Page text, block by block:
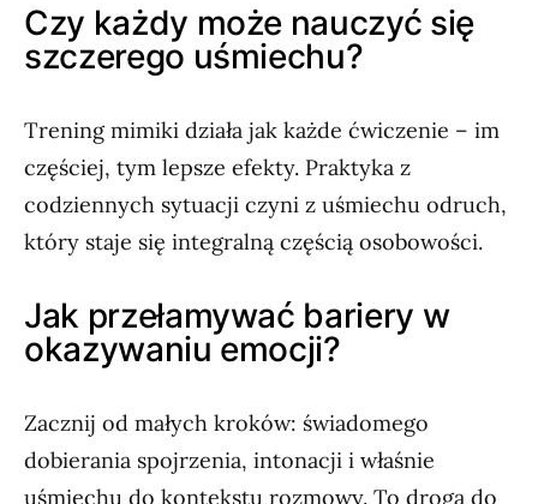
Czy każdy może nauczyć się
szczerego uśmiechu?
Trening mimiki działa jak każde ćwiczenie – im
częściej, tym lepsze efekty. Praktyka z
codziennych sytuacji czyni z uśmiechu odruch,
który staje się integralną częścią osobowości.
Jak przełamywać bariery w
okazywaniu emocji?
Zacznij od małych kroków: świadomego
dobierania spojrzenia, intonacji i właśnie
uśmiechu do kontekstu rozmowy. To droga do